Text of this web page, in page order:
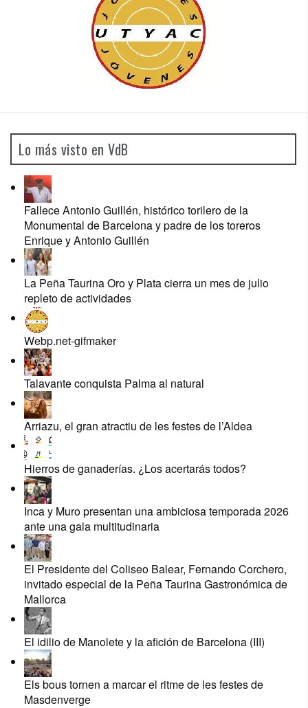
Lo más visto en VdB
Fallece Antonio Guillén, histórico torilero de la
Monumental de Barcelona y padre de los toreros
Enrique y Antonio Guillén
La Peña Taurina Oro y Plata cierra un mes de julio
repleto de actividades
Webp.net-gifmaker
Talavante conquista Palma al natural
Arriazu, el gran atractiu de les festes de l’Aldea
Hierros de ganaderías. ¿Los acertarás todos?
Inca y Muro presentan una ambiciosa temporada 2026
ante una gala multitudinaria
El Presidente del Coliseo Balear, Fernando Corchero,
invitado especial de la Peña Taurina Gastronómica de
Mallorca
El idilio de Manolete y la afición de Barcelona (III)
Els bous tornen a marcar el ritme de les festes de
Masdenverge